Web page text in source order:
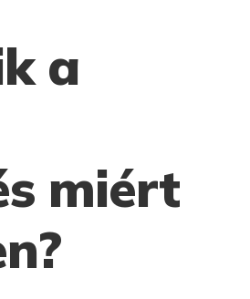
a
miért